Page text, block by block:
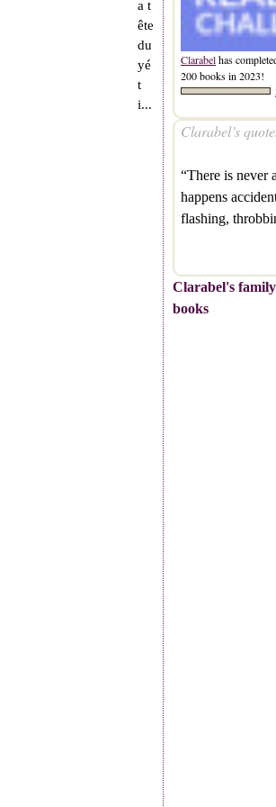
a t
ête
du
yé
t
i...
Clarabelhas
200 books in 2023!
Clarabel’s
“There is never
happens
flashing,
Clarabel's
books